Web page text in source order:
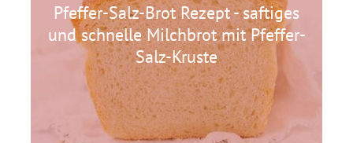
Pfeffer-Salz-Brot Rezept - saftiges
und schnelle Milchbrot mit Pfeffer-
Salz-Kruste